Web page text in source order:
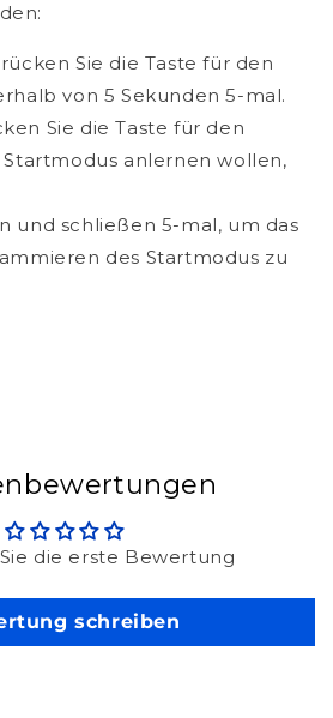
Sie die Taste für den
von 5 Sekunden 5-mal.
Sie die Taste für den
Startmodus anlernen wollen,
und schließen 5-mal, um das
des Startmodus zu
die erste Bewertung
schreiben